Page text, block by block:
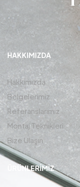
HAKKIMIZDA
Hakkımızda
Belgelerimiz
Referanslarımız
Montaj Teknikleri
Bize Ulaşın
ÜRÜNLERIMIZ